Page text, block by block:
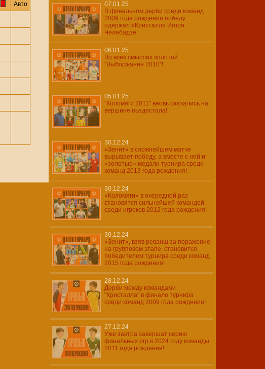
Авто
07.01.25
В финальном дерби среди команд
2009 года рождения победу
одержал «Кристалл» Игоря
Челебадзе
06.01.25
Во всех смыслах золотой
"Выборжанин 2010"!
05.01.25
"Коломяги 2011" вновь оказались на
вершине пьедестала!
30.12.24
«Зенит» в сложнейшем матче
вырывает победу, а вместе с ней и
«золотые» медали турнира среди
команд 2013 года рождения!
30.12.24
«Коломяги» в очередной раз
становятся сильнейшей командой
среди игроков 2012 года рождения!
30.12.24
«Зенит», взяв реванш за поражение
на групповом этапе, становится
победителем турнира среди команд
2015 года рождения!
28.12.24
Дерби между командами
"Кристалла" в финале турнира
среди команд 2009 года рождения!
27.12.24
Уже завтра завершат серию
финальных игр в 2024 году команды
2011 года рождения!